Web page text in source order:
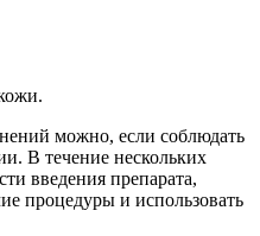
можно, если соблюдать
В течение нескольких
введения препарата,
процедуры и использовать